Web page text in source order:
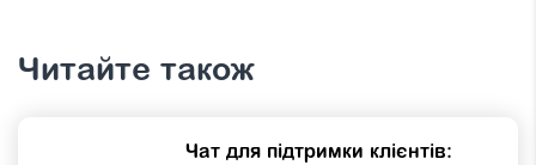
Читайте також
Чат для підтримки клієнтів: